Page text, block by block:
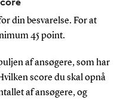
din besvarelse. For at
45 point.
af ansøgere, som har
score du skal opnå
af ansøgere, og